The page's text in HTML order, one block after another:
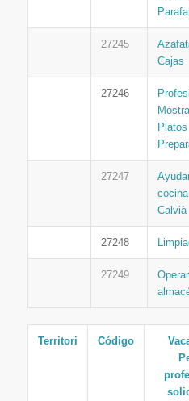
27245
Cajas
27246
Platos
27247
Calvià
27248
27249
Territori Código